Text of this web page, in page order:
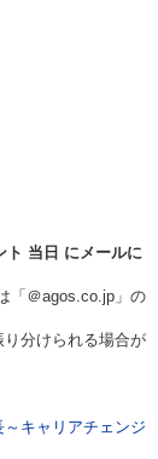
ト 当日 にメールに
「＠agos.co.jp」の
分けられる場合が
キャリアチェンジ